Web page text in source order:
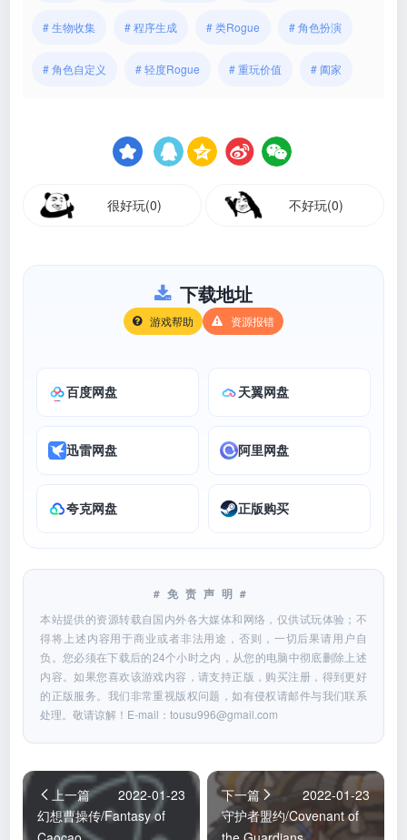
# 生物收集 # 程序生成 # 类Rogue # 角色扮演
# 角色自定义 # 轻度Rogue # 重玩价值 # 阖家
很好玩(0) 不好玩(0)
下载地址
游戏帮助 资源报错
百度网盘 天翼网盘
迅雷网盘 阿里网盘
夸克网盘 正版购买
#免责声明#
本站提供的资源转载自国内外各大媒体和网络，仅供试玩体验；不
得将上述内容用于商业或者非法用途，否则，一切后果请用户自
负。您必须在下载后的24个小时之内，从您的电脑中彻底删除上述
内容。如果您喜欢该游戏内容，请支持正版，购买注册，得到更好
的正版服务。我们非常重视版权问题，如有侵权请邮件与我们联系
处理。敬请谅解！E-mail：tousu996@gmail.com
上一篇
2022-01-23
幻想曹操传/Fantasy of
下一篇
2022-01-23
守护者盟约/Covenant of